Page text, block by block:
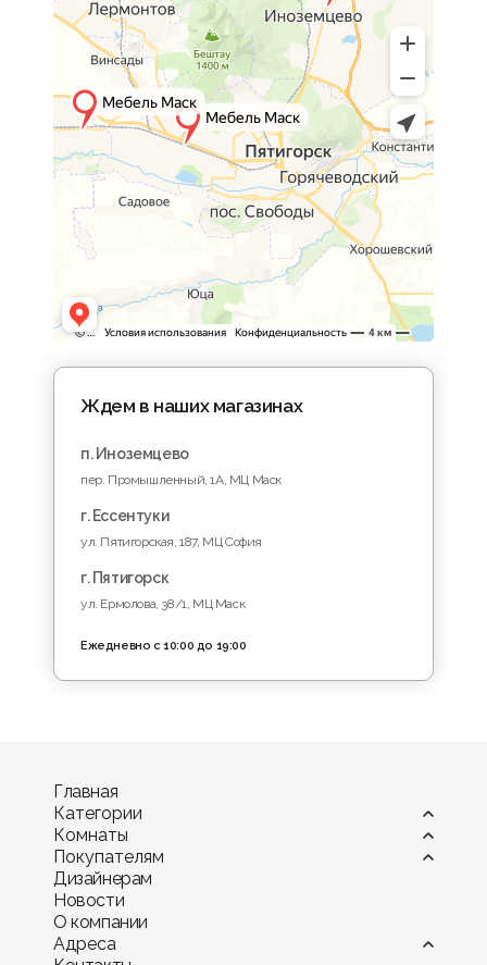
Ждем в наших магазинах
п. Иноземцево
пер. Промышленный, 1A, МЦ Маск
г. Ессентуки
ул. Пятигорская, 187, МЦ София
г. Пятигорск
ул. Ермолова, 38/1, МЦ Маск
Ежедневно с 10:00 до 19:00
Главная
Категории
Витрины
Диваны
Камины
Комоды и тумбы
Кресла
Кровати и матрасы
Комнаты
Гостиная
Детская комната
Кухня
Офис и кабинет
Прихожая
Покупателям
Оплата
Мебель в рассрочку и кредит
Гарантия
Доставка мебели по КМВ
Дизайнерам
Новости
О компании
Адреса